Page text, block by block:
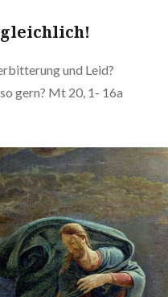
und Leid?
gern? Mt 20, 1- 16a